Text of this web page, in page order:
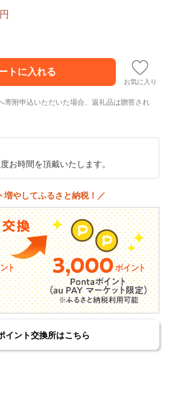
円
お気に入り
寄附申込いただいた場合、返礼品は贈答され
お時間を頂戴いたします。
増やしてふるさと納税！／
イント交換所はこちら